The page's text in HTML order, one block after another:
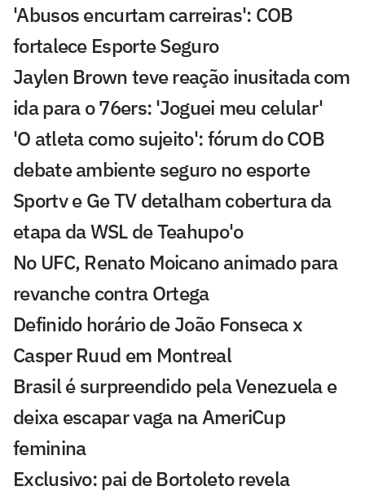
'Abusos encurtam carreiras': COB
fortalece Esporte Seguro
Jaylen Brown teve reação inusitada com
ida para o 76ers: 'Joguei meu celular'
'O atleta como sujeito': fórum do COB
debate ambiente seguro no esporte
Sportv e Ge TV detalham cobertura da
etapa da WSL de Teahupo'o
No UFC, Renato Moicano animado para
revanche contra Ortega
Definido horário de João Fonseca x
Casper Ruud em Montreal
Brasil é surpreendido pela Venezuela e
deixa escapar vaga na AmeriCup
feminina
Exclusivo: pai de Bortoleto revela